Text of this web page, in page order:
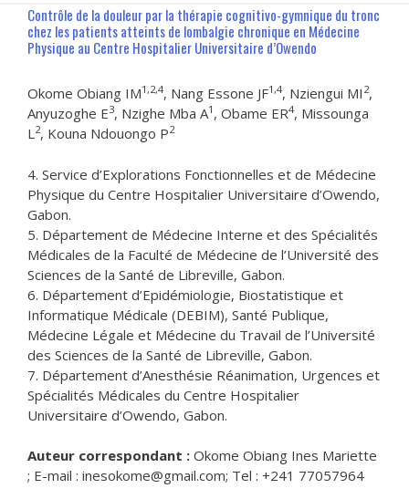
Contrôle de la douleur par la thérapie cognitivo-gymnique du tronc
chez les patients atteints de lombalgie chronique en Médecine
Physique au Centre Hospitalier Universitaire d’Owendo
Okome Obiang IM1,2,4, Nang Essone JF1,4, Nziengui MI 2,
Anyuzoghe E3, Nzighe Mba A1 , Obame ER4, Missounga
L2, Kouna Ndouongo P2
4. Service d’Explorations Fonctionnelles et de Médecine
Physique du Centre Hospitalier Universitaire d’Owendo,
Gabon.
5. Département de Médecine Interne et des Spécialités
Médicales de la Faculté de Médecine de l’Université des
Sciences de la Santé de Libreville, Gabon.
6. Département d’Epidémiologie, Biostatistique et
Informatique Médicale (DEBIM), Santé Publique,
Médecine Légale et Médecine du Travail de l’Université
des Sciences de la Santé de Libreville, Gabon.
7. Département d’Anesthésie Réanimation, Urgences et
Spécialités Médicales du Centre Hospitalier
Universitaire d’Owendo, Gabon.
Auteur correspondant : Okome Obiang Ines Mariette
; E-mail : inesokome@gmail.com; Tel : +241 77057964